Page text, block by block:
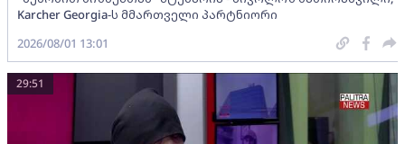
Karcher Georgia-ს მმართველი პარტნიორი
2026/08/01 13:01
29:51